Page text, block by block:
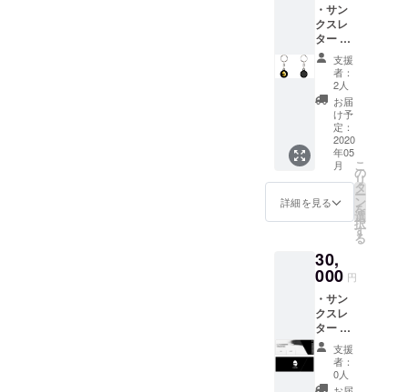
・サン
クスレ
ター ・
EnoGG
特製ス
テッ
カー ・
EnoGG
特製
キーホ
ルダー
（数量
限定）
・
Facebo
okグ
にご招
待（随
時情報
を発信
しま
す）
支援
者：
2人
お届
け予
定：
2020
年05
月
詳細を見る
こ
の
リ
タ
ー
ン
を
選
択
す
る
30,
000 円
・サン
クスレ
ター ・
EnoGG
特製ス
テッ
カー ・
支援
者：
0人